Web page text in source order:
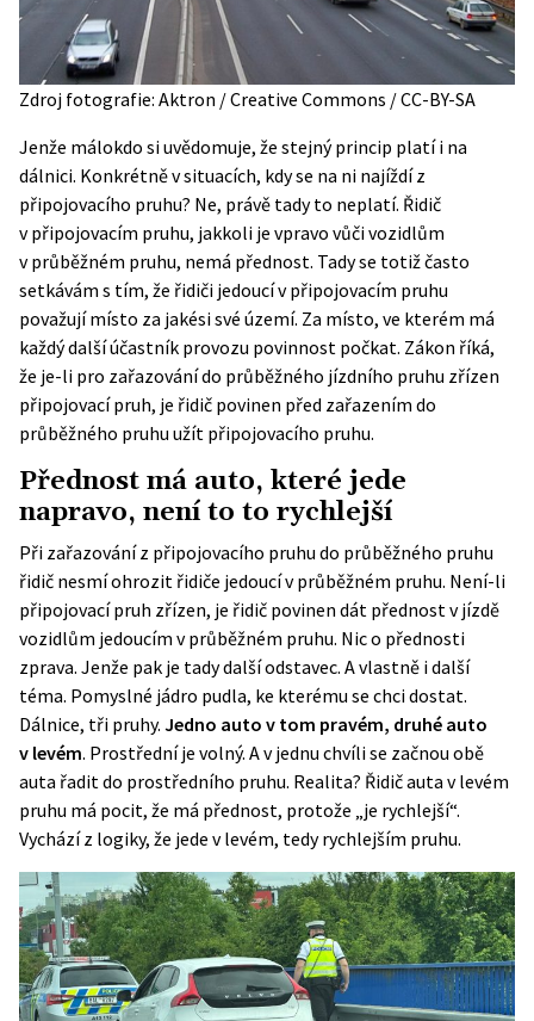
Zdroj fotografie: Aktron / Creative Commons / CC-BY-SA
Jenže málokdo si uvědomuje, že stejný princip platí i na
dálnici. Konkrétně v situacích, kdy se na ni najíždí z
připojovacího pruhu? Ne, právě tady to neplatí. Řidič
v připojovacím pruhu, jakkoli je vpravo vůči vozidlům
v průběžném pruhu, nemá přednost. Tady se totiž často
setkávám s tím, že řidiči jedoucí v připojovacím pruhu
považují místo za jakési své území. Za místo, ve kterém má
každý další účastník provozu povinnost počkat. Zákon říká,
že je-li pro zařazování do průběžného jízdního pruhu zřízen
připojovací pruh, je řidič povinen před zařazením do
průběžného pruhu užít připojovacího pruhu.
Přednost má auto, které jede
napravo, není to to rychlejší
Při zařazování z připojovacího pruhu do průběžného pruhu
řidič nesmí ohrozit řidiče jedoucí v průběžném pruhu. Není-li
připojovací pruh zřízen, je řidič povinen dát přednost v jízdě
vozidlům jedoucím v průběžném pruhu. Nic o přednosti
zprava. Jenže pak je tady další odstavec. A vlastně i další
téma. Pomyslné jádro pudla, ke kterému se chci dostat.
Dálnice, tři pruhy. Jedno auto v tom pravém, druhé auto
v levém. Prostřední je volný. A v jednu chvíli se začnou obě
auta řadit do prostředního pruhu. Realita? Řidič auta v levém
pruhu má pocit, že má přednost, protože „je rychlejší“.
Vychází z logiky, že jede v levém, tedy rychlejším pruhu.